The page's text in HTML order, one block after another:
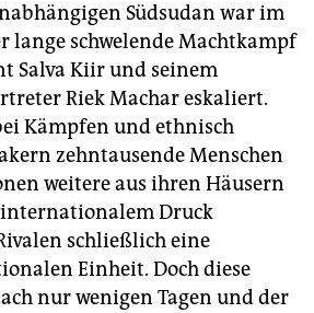
Südsudan war im
lange schwelende Machtkampf
Salva Kiir und seinem
Riek Machar eskaliert.
Kämpfen und ethnisch
zehntausende Menschen
weitere aus ihren Häusern
Druck
schließlich eine
Einheit. Doch diese
nur wenigen Tagen und der